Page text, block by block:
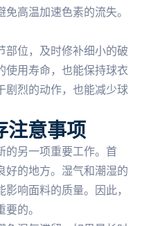
高温加速色素的流失。
部位，及时修补细小的破
使用寿命，也能保持球衣
剧烈的动作，也能减少球
注意事项
的另一项重要工作。首
好的地方。湿气和潮湿的
响面料的质量。因此，
的。